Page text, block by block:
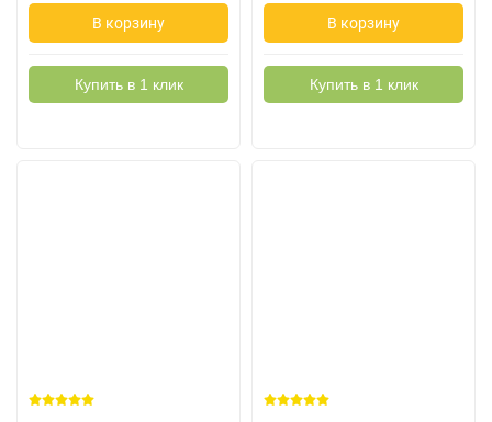
В корзину
Купить в 1 клик
В корзину
Купить в 1 клик